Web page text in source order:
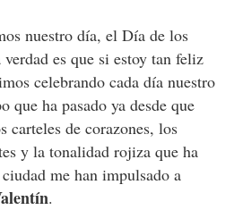
nuestro día, el Día de los
es que si estoy tan feliz
celebrando cada día nuestro
que ha pasado ya desde que
carteles de corazones, los
y la tonalidad rojiza que ha
me han impulsado a
.